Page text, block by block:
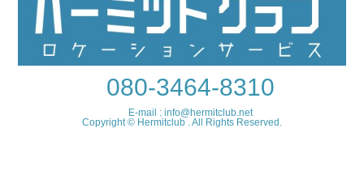
080-3464-8310
E-mail : info@hermitclub.net
Copyright © Hermitclub . All Rights Reserved.